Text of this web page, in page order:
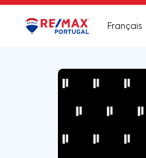
Logo Aller à la page d’accueil
Français